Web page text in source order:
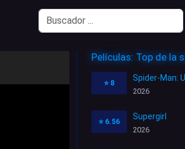
Películas: Top de la
⭐ 8
Spider-Man:
2026
⭐ 6.56
Supergirl
2026